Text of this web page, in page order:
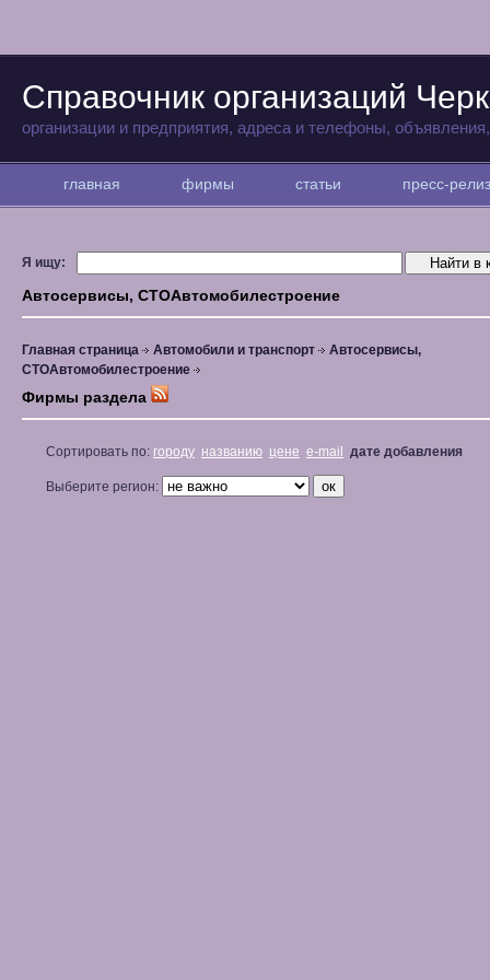
Справочник организаций
организации и предприятия, адреса и телефоны,
главная фирмы статьи пресс-
Я ищу:
Автосервисы, СТОАвтомобилестроение
Главная страница Автомобили и транспорт
Автосервисы,
СТОАвтомобилестроение
Фирмы раздела
Сортировать по: городу названию цене e-mail дате добавления
Выберите регион: